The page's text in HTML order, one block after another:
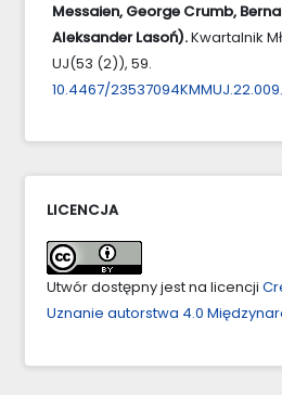
Messaien, George Crumb,
Aleksander Lasoń).Kwartalnik
UJ(53 (2)), 59.
10.4467/
LICENCJA
Utwór dostępny jest na licencji
Uznanie autorstwa 4.0